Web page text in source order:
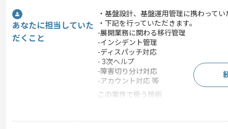
あなたに担当していた
だくこと
・基盤設計、基盤運用管理に携わってい
・下記を行っていただきます。
-展開業務に関わる移行管理
-インシデント管理
-ディスパッチ対応
- 3次ヘルプ
-障害切り分け対応
-アカウント対応 等
この案件で扱う技術